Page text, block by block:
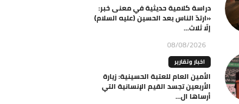
دراسة كلامية حديثية في معنى خبر:
«ارتدّ الناس بعد الحسين (عليه السلام)
إلّا ثلاث...
08/08/2026
اخبار وتقارير
الأمين العام للعتبة الحسينية: زيارة
الأربعين تجسد القيم الإنسانية التي
أرساها ال...